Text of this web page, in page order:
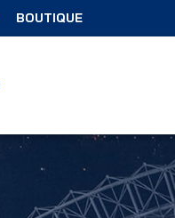
BOUTIQUE